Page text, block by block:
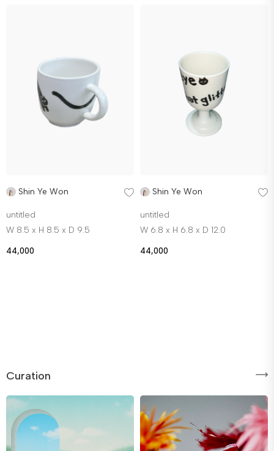
Shin Ye Won
untitled
W 8.5 x H 8.5 x D 9.5
44,000
Shin Ye Won
untitled
W 6.8 x H 6.8 x D 12.0
44,000
Curation